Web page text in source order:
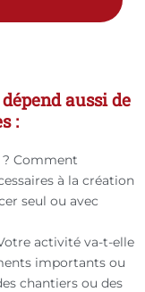
aussi de
:
? Comment
à la création
seul ou avec
activité va-t-elle
importants ou
chantiers ou des